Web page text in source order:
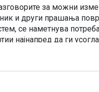
за можни
и други прашања
се наметнува
најнапред да ги
СДС, Левица и ДУИ,
ставови, најпрво треба